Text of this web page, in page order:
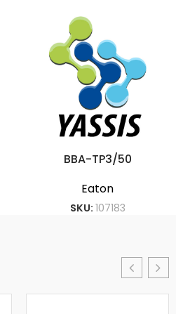
BBA-TP3/50
Eaton
SKU: 107183